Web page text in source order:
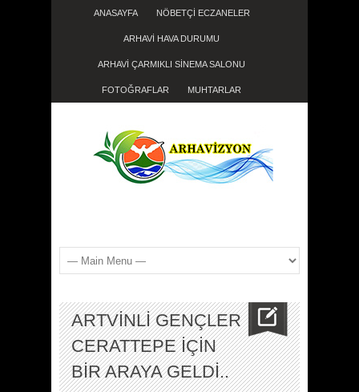
ANASAYFA NÖBETÇİ ECZANELER
ARHAVİ HAVA DURUMU
ARHAVİ ÇARMIKLI SİNEMA SALONU
FOTOĞRAFLAR MUHTARLAR
ARTVİNLİ GENÇLER
CERATTEPE İÇİN
BİR ARAYA GELDİ..